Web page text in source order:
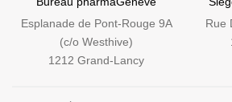
Esplanade de Pont-Rouge 9A
(c/o Westhive)
1212 Grand-Lancy
Rue